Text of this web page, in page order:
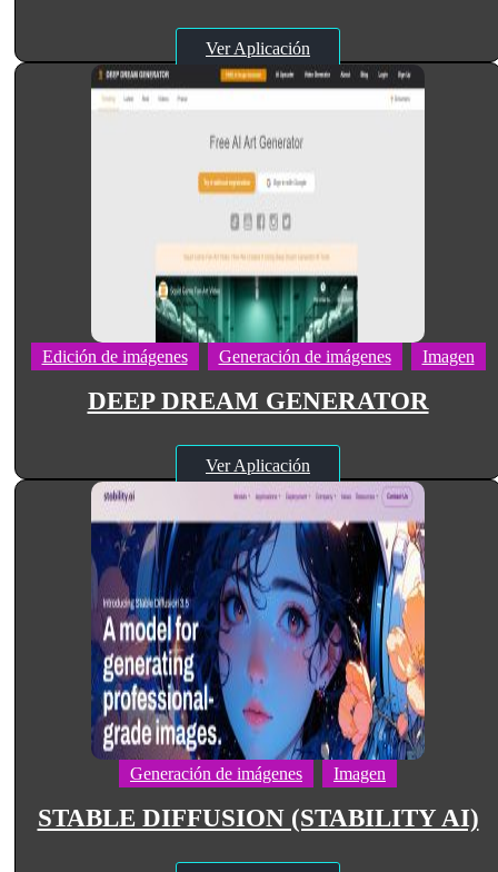
Ver Aplicación
Edición de imágenes Generación de imágenes Imagen
DEEP DREAM GENERATOR
Ver Aplicación
Generación de imágenes Imagen
STABLE DIFFUSION (STABILITY AI)